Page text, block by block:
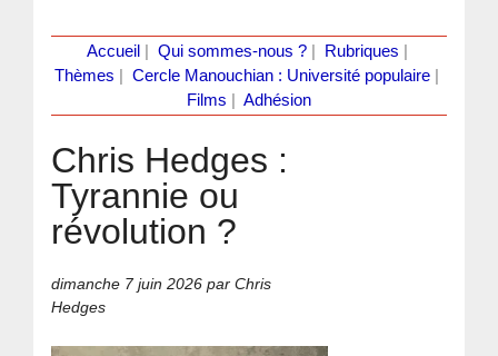
Accueil Qui sommes-nous ?| Rubriques
Thèmes
Cercle Manouchian : Université populaire
Films
Adhésion
Chris Hedges :
Tyrannie ou
révolution ?
dimanche 7 juin 2026 par Chris
Hedges